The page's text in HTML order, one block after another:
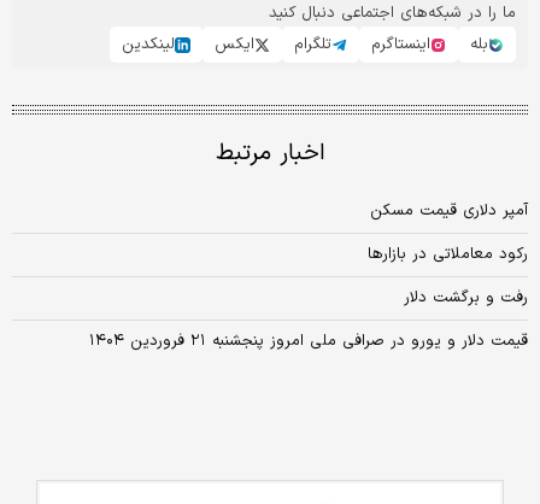
ما را در شبکه‌های اجتماعی دنبال کنید
بله
اینستاگرم تلگرام ایکس لینکدین
اخبار مرتبط
آمپر دلاری قیمت مسکن
رکود معاملاتی در بازارها
رفت و برگشت دلار
قیمت دلار و یورو در صرافی ملی امروز پنجشنبه ۲۱ فروردین ۱۴۰۴